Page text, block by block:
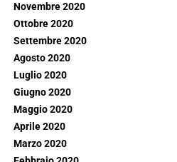
Novembre 2020
Ottobre 2020
Settembre 2020
Agosto 2020
Luglio 2020
Giugno 2020
Maggio 2020
Aprile 2020
Marzo 2020